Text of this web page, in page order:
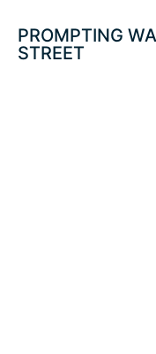
PROMPTING
STREET